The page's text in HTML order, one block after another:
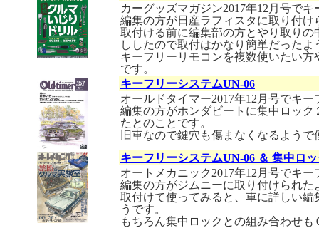
カーグッズマガジン2017年12月号で
編集の方が日産ラフィスタに取り付け
取付ける前に編集部の方とやり取り
ししたので取付はかなり簡単だったよ
キーフリーリモコンを複数使いたい
です。
キーフリーシステムUN-06
オールドタイマー2017年12月号でキ
編集の方がホンダビートに集中ロッ
たとのことです。
旧車なので鍵穴も傷まなくなるよう
キーフリーシステムUN-06 ＆ 集中ロ
オートメカニック2017年12月号でキ
編集の方がジムニーに取り付けられた
取付けて使ってみると、車に詳しい
うです。
もちろん集中ロックとの組み合わせも